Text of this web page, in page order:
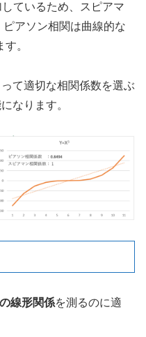
ているため、スピアマ
アソン相関は曲線的な
。
て適切な相関係数を選ぶ
なります。
線形関係を測るのに適